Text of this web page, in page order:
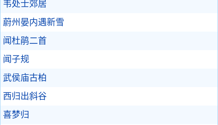
韦处士郊居
蔚州晏内遇新雪
闻杜鹃二首
闻子规
武侯庙古柏
西归出斜谷
喜梦归